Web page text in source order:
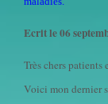
Ecrit le 06
Très chers patients
Voici mon dernier